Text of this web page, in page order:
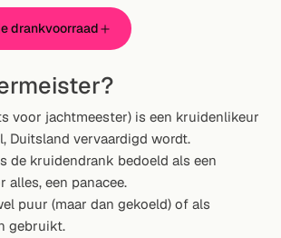
cocktail of smoothie toe.
drankvoorraad
voor jachtmeester) is een kruidenlikeur
Duitsland vervaardigd wordt.
de kruidendrank bedoeld als een
alles, een panacee.
puur (maar dan gekoeld) of als
gebruikt.